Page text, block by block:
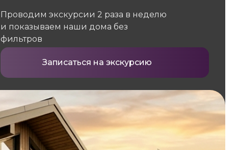
Записаться на экскурсию
Проводим экскурсии 2 раза в неделю
и показываем наши дома без
фильтров